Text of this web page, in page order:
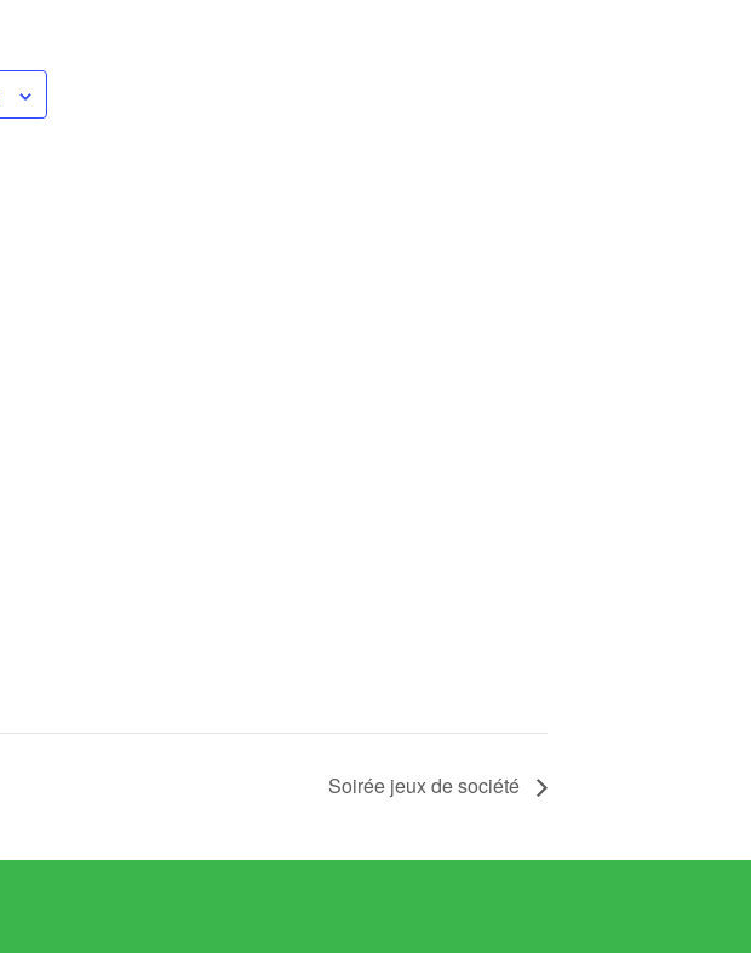
Soirée jeux de société